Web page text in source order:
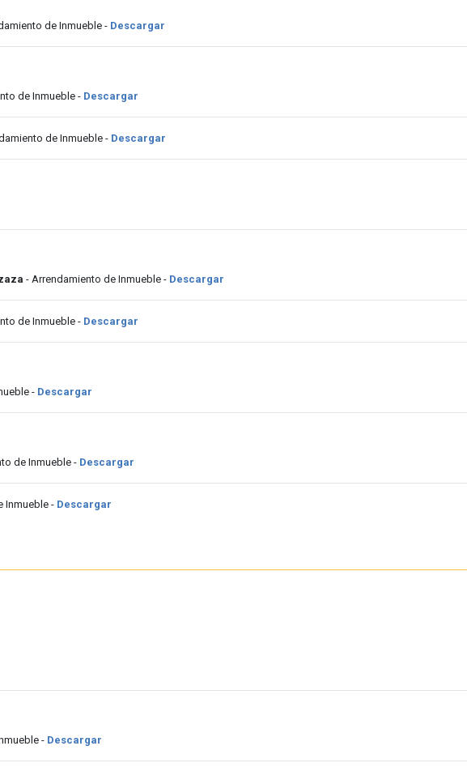
de Inmueble - Descargar
de Inmueble - Descargar
de Inmueble - Descargar
- Arrendamiento de Inmueble - Descargar
de Inmueble - Descargar
- Descargar
de Inmueble - Descargar
Inmueble - Descargar
- Descargar